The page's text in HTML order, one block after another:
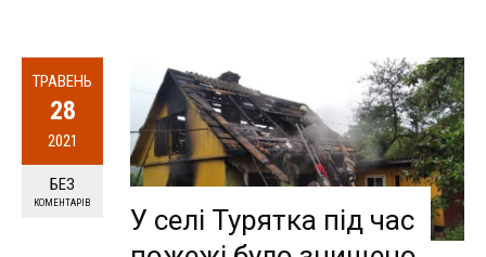
ТРАВЕНЬ
28
2021
БЕЗ
КОМЕНТАРІВ
У селі Турятка під час